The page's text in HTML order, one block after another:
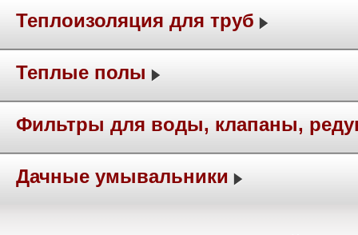
Теплоизоляция для труб
Теплые полы
Фильтры для воды, клапаны,
Дачные умывальники